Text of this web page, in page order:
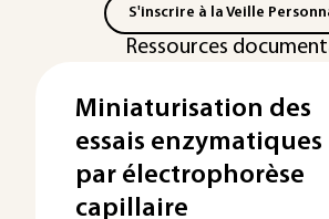
S'inscrire à la Veille
Ressources
Miniaturisation des
essais enzymatiques
par électrophorèse
capillaire